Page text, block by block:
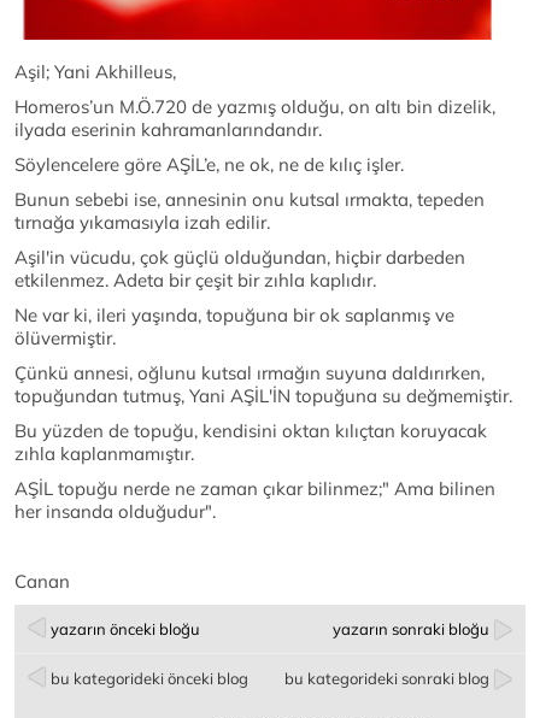
Aşil; Yani Akhilleus,
Homeros’un M.Ö.720 de yazmış olduğu, on altı bin dizelik,
ilyada eserinin kahramanlarındandır.
Söylencelere göre AŞİL’e, ne ok, ne de kılıç işler.
Bunun sebebi ise, annesinin onu kutsal ırmakta, tepeden
tırnağa yıkamasıyla izah edilir.
Aşil'in vücudu, çok güçlü olduğundan, hiçbir darbeden
etkilenmez. Adeta bir çeşit bir zıhla kaplıdır.
Ne var ki, ileri yaşında, topuğuna bir ok saplanmış ve
ölüvermiştir.
Çünkü annesi, oğlunu kutsal ırmağın suyuna daldırırken,
topuğundan tutmuş, Yani AŞİL'İN topuğuna su değmemiştir.
Bu yüzden de topuğu, kendisini oktan kılıçtan koruyacak
zıhla kaplanmamıştır.
AŞİL topuğu nerde ne zaman çıkar bilinmez;" Ama bilinen
her insanda olduğudur".
Canan
yazarın önceki bloğu yazarın sonraki bloğu
bu kategorideki önceki blog bu kategorideki sonraki blog